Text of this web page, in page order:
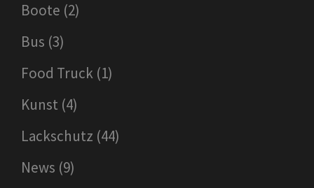
Boote (2)
Bus (3)
Food Truck (1)
Kunst (4)
Lackschutz (44)
News (9)